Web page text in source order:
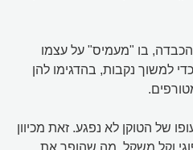
בו "מעמיס" על עצמו
למשוך נקבות, בהדגימו להן
של הטוקן לא נפגע. זאת מכיוון
וקל משקל. מה שהופך את